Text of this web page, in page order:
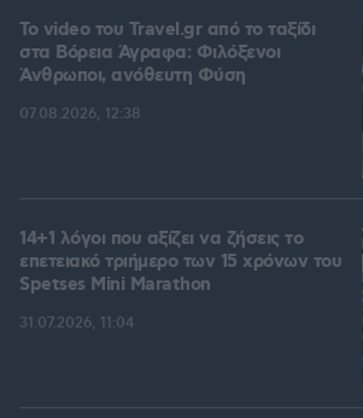
To video του Travel.gr από το ταξίδι
στα Βόρεια Άγραφα: Φιλόξενοι
Άνθρωποι, ανόθευτη Φύση
07.08.2026, 12:38
14+1 λόγοι που αξίζει να ζήσεις το
επετειακό τριήμερο των 15 χρόνων του
Spetses Mini Marathon
31.07.2026, 11:04